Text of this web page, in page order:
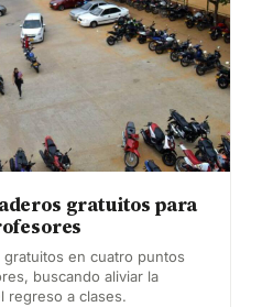
gratuitos para
en cuatro puntos
buscando aliviar la
regreso a clases.